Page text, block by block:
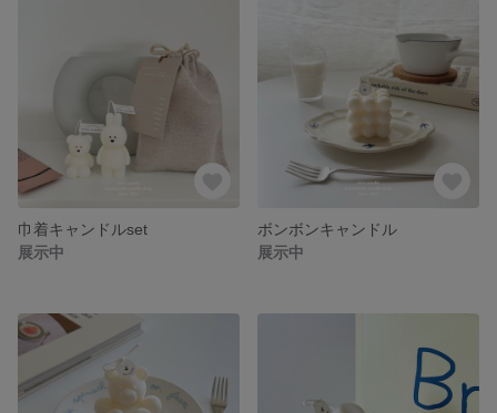
巾着キャンドルset
展示中
ボンボンキャンドル
展示中